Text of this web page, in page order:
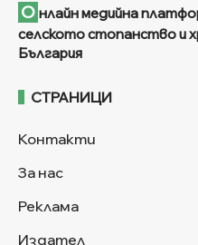
О нлайн медийна
селското стопанство и
България
СТРАНИЦИ
Контакти
За нас
Реклама
Издател